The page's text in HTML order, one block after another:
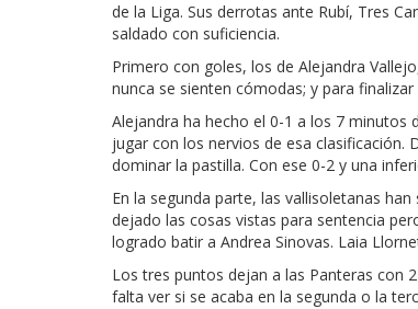
de la Liga. Sus derrotas ante Rubí, Tres
saldado con suficiencia.
Primero con goles, los de Alejandra
nunca se sienten cómodas; y para
Alejandra ha hecho el 0-1 a los 7 minutos
jugar con los nervios de esa clasificación.
dominar la pastilla. Con ese 0-2 y una
En la segunda parte, las vallisoletanas
dejado las cosas vistas para sentencia
logrado batir a Andrea Sinovas. Laia
Los tres puntos dejan a las Panteras con
falta ver si se acaba en la segunda o la